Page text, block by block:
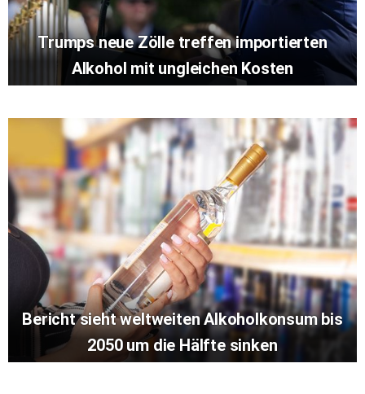
Trumps neue Zölle treffen importierten
Alkohol mit ungleichen Kosten
Bericht sieht weltweiten Alkoholkonsum bis
2050 um die Hälfte sinken